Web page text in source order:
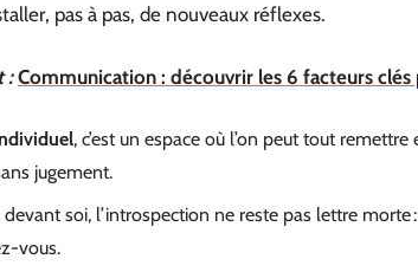
pas à pas, de nouveaux réflexes.
: Communication : découvrir les 6 facteurs clés
, c’est un espace où l’on peut tout
jugement.
soi, l’introspection ne reste pas lettre morte
vous.